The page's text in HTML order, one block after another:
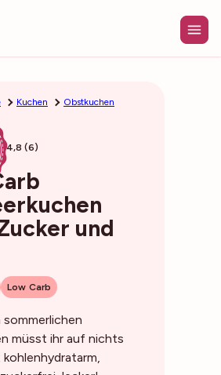
Kuchen Obstkuchen
4,8 (6)
und
Low Carb
müsst ihr auf nichts